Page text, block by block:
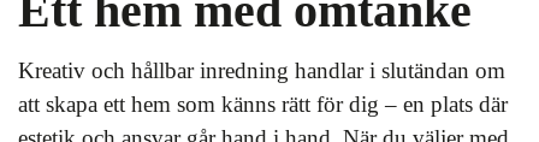
Kreativ och hållbar inredning handlar i slutändan om
att skapa ett hem som känns rätt för dig – en plats där